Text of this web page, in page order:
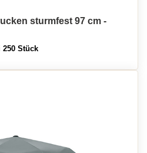
sturmfest 97 cm -
250 Stück